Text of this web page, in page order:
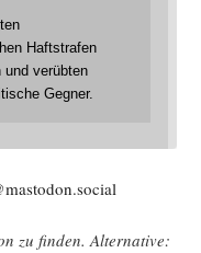
Haftstrafen
und verübten
Gegner.
zu fin­den. Alter­na­ti­ve: